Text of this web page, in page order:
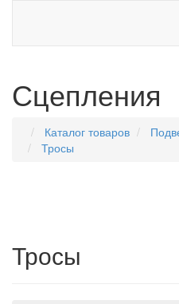
Сцепления
Каталог товаров
Тросы
Тросы